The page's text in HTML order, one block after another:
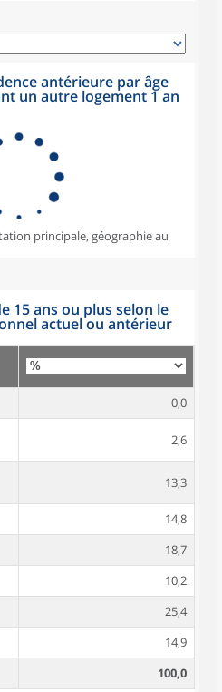
antérieure par âge
un autre logement 1 an
principale, géographie au
15 ans ou plus selon le
actuel ou antérieur
0,0
2,6
13,3
14,8
18,7
10,2
25,4
14,9
100,0